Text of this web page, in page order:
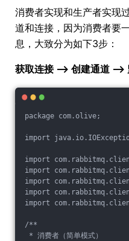
消费者实现和生产者实现
道和连接，因为消费者要
息，大致分为如下3步：
获取连接 ——> 创建通道
package com.olive;
import
import
import
import
import
import
/**
* 消费者（简单模式）